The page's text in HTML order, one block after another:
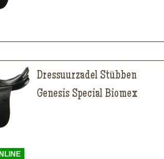
Dressuurzadel Stübben
Genesis Special Biomex